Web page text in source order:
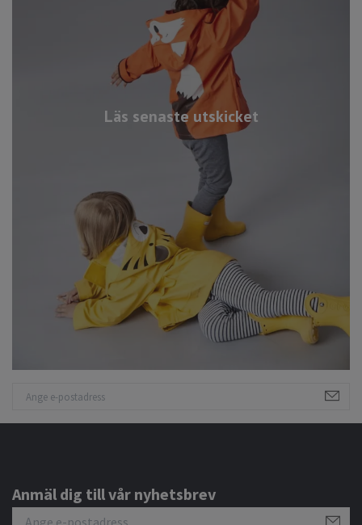
Läs senaste utskicket
Anmäl dig till vår nyhetsbrev